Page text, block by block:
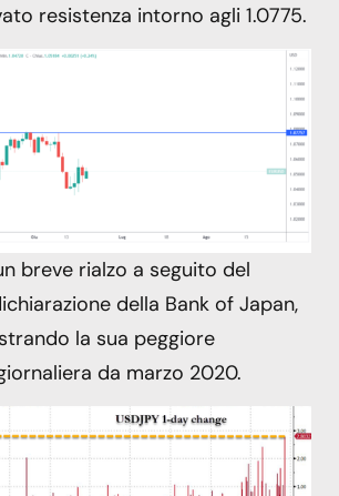
resistenza intorno agli 1.0775.
breve rialzo a seguito del
della Bank of Japan,
la sua peggiore
da marzo 2020.